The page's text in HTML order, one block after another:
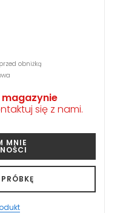
obniżką
się z nami.
MNIE